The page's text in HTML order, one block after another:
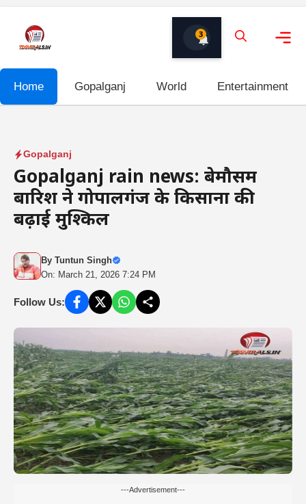
content
3
Home Gopalganj World Entertainment
Gopalganj
Gopalganj rain news: बेमौसम
बारिश ने गोपालगंज के किसानों की
बढ़ाई मुश्किलें
By Tuntun Singh
On: March 21, 2026 7:24 PM
Follow Us:
---Advertisement---